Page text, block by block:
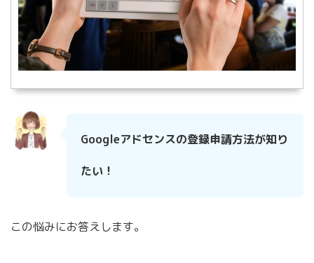
Googleアドセンスの登録申請方法が知り
たい！
この悩みにお答えします。